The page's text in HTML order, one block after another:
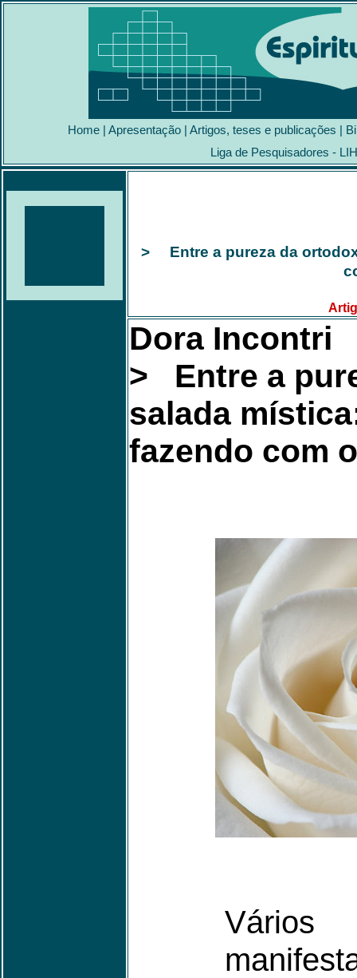
Home | Apresentação | Artigos, teses e publicações |
Liga de Pesquisadores -
> Entre a pureza da
Dora Incontri
> Entre a
salada
fazendo com
Vários